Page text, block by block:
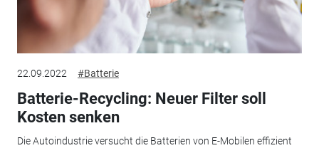
22.09.2022 #Batterie
Batterie-Recycling: Neuer Filter soll
Kosten senken
Die Autoindustrie versucht die Batterien von E-Mobilen effizient